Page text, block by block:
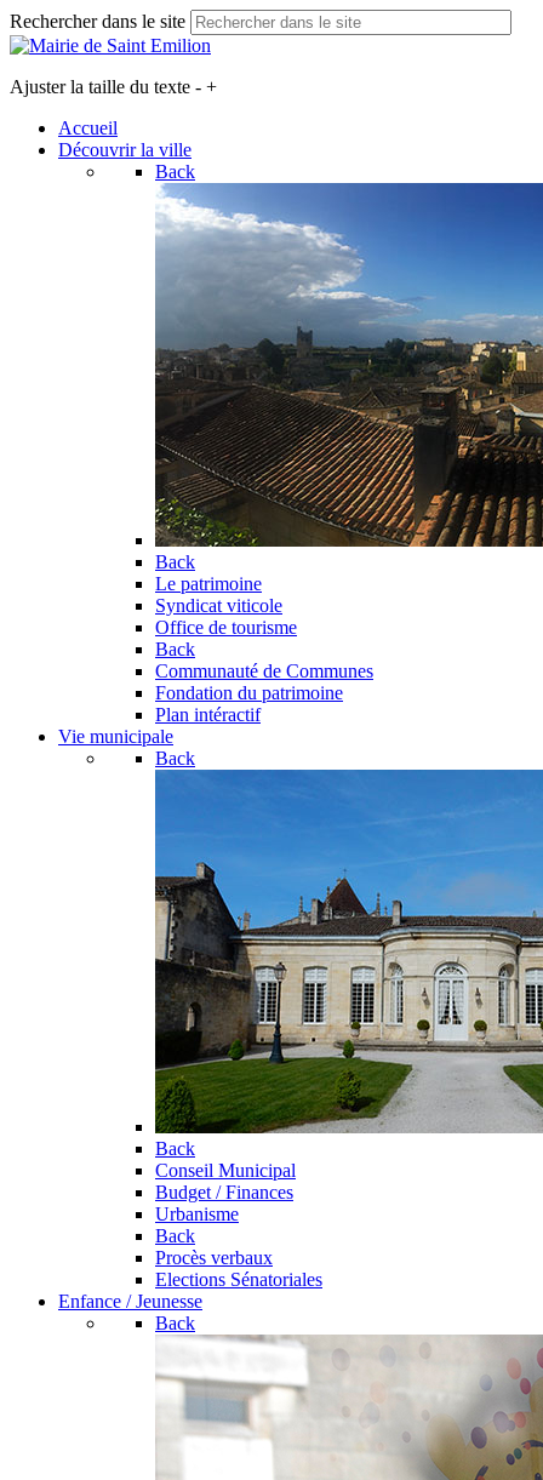
Rechercher dans le site
Ajuster la taille du texte - +
Accueil
Découvrir la ville
Back
Back
Le patrimoine
Syndicat viticole
Office de tourisme
Back
Communauté de Communes
Fondation du patrimoine
Plan intéractif
Vie municipale
Back
Back
Conseil Municipal
Budget / Finances
Urbanisme
Back
Procès verbaux
Elections Sénatoriales
Enfance / Jeunesse
Back